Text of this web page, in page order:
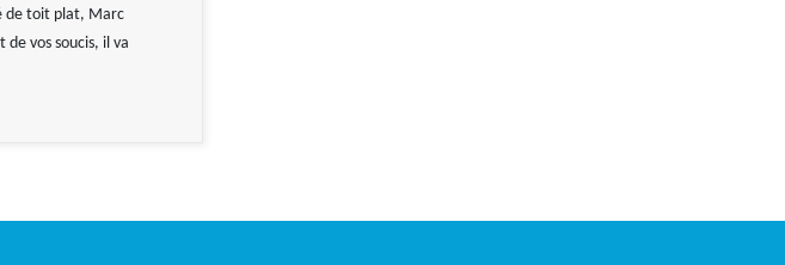
de toit plat, Marc
vos soucis, il va